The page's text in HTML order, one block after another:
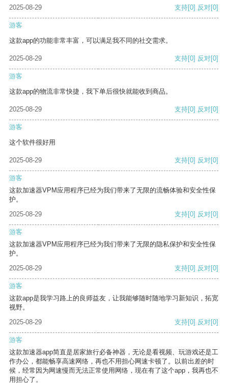
2025-08-29 支持[0] 反对[0]
游客
这款app的功能非常丰富，可以满足我不同的社交需求。
2025-08-29 支持[0] 反对[0]
游客
这款app的物流非常快捷，我下单后很快就能收到商品。
2025-08-29 支持[0] 反对[0]
游客
这个软件很好用
2025-08-29 支持[0] 反对[0]
游客
这款加速器VPM应用程序已经为我们带来了无限的流畅体验和安全性保
护。
2025-08-29
支持[0] 反对[0]
游客
这款加速器VPM应用程序已经为我们带来了无限的隐私保护和安全性保
护。
2025-08-29
支持[0] 反对[0]
游客
这款app是我学习路上的良师益友，让我能够随时随地学习新知识，拓宽
视野。
2025-08-29
支持[0] 反对[0]
游客
这款加速器app简直是居家旅行必备神器，无论是看视频、玩游戏还是工
作办公，都能畅享高速网络，再也不用担心网速卡顿了。以前出差的时
候，经常因为网速慢而无法正常使用网络，现在有了这个app，我再也不
用担心了。